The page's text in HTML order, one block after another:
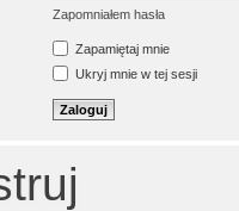
Zapomniałem hasła
Zapamiętaj mnie
Ukryj mnie w tej sesji